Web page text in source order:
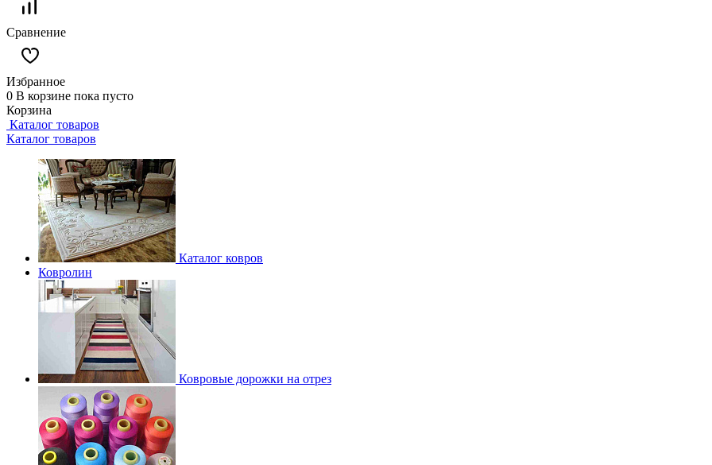
Сравнение
Избранное
0 В корзине пока пусто
Корзина
Каталог товаров
Каталог товаров
Каталог ковров
Ковролин
Ковровые дорожки на отрез